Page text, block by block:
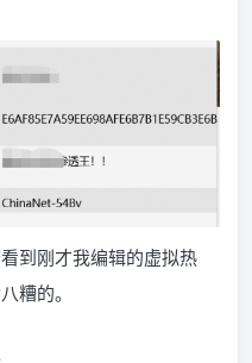
到刚才我编辑的虚拟热
糟的。